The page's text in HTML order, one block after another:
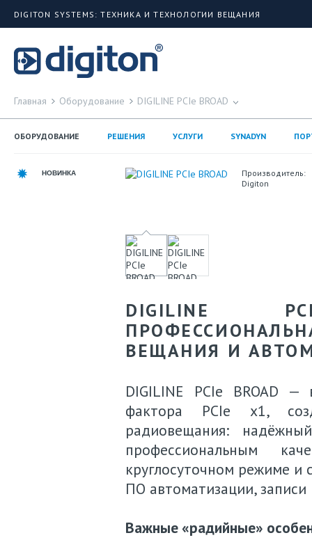
DIGITON SYSTEMS: ТЕХНИКА И ТЕХНОЛОГИИ ВЕЩАНИЯ
Главная Оборудование DIGILINE PCIe BROAD
ОБОРУДОВАНИЕ РЕШЕНИЯ УСЛУГИ SYNADYN
НОВИНКА
Производитель:
Digiton
DIGILINE
ВЕЩАНИЯ И
DIGILINE PCIe BROAD —
фактора PCIe x1,
радиовещания:
профессиональным
круглосуточном режиме и
ПО автоматизации, записи
Важные «радийные»